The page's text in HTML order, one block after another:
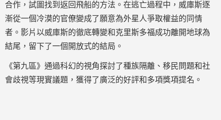
合作，試圖找到返回飛船的方法。在逃亡過程中，威庫斯逐
漸從一個冷漠的官僚變成了願意為外星人爭取權益的同情
者。影片以威庫斯的徹底轉變和克里斯多福成功離開地球為
結尾，留下了一個開放式的結局。
《第九區》通過科幻的視角探討了種族隔離、移民問題和社
會歧視等現實議題，獲得了廣泛的好評和多項獎項提名。